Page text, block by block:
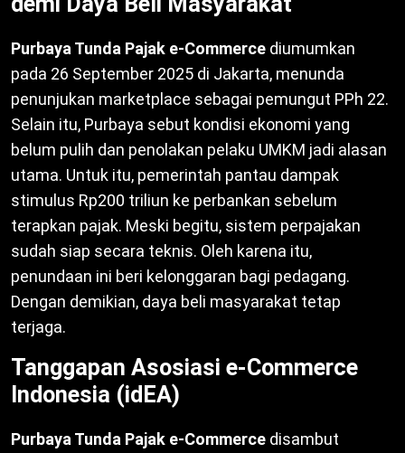
Purbaya Tunda Pajak e-Commerce diumumkan
pada 26 September 2025 di Jakarta, menunda
penunjukan marketplace sebagai pemungut PPh 22.
Selain itu, Purbaya sebut kondisi ekonomi yang
belum pulih dan penolakan pelaku UMKM jadi alasan
utama. Untuk itu, pemerintah pantau dampak
stimulus Rp200 triliun ke perbankan sebelum
terapkan pajak. Meski begitu, sistem perpajakan
sudah siap secara teknis. Oleh karena itu,
penundaan ini beri kelonggaran bagi pedagang.
Dengan demikian, daya beli masyarakat tetap
terjaga.
Tanggapan Asosiasi e-Commerce
Indonesia (idEA)
Purbaya Tunda Pajak e-Commerce disambut